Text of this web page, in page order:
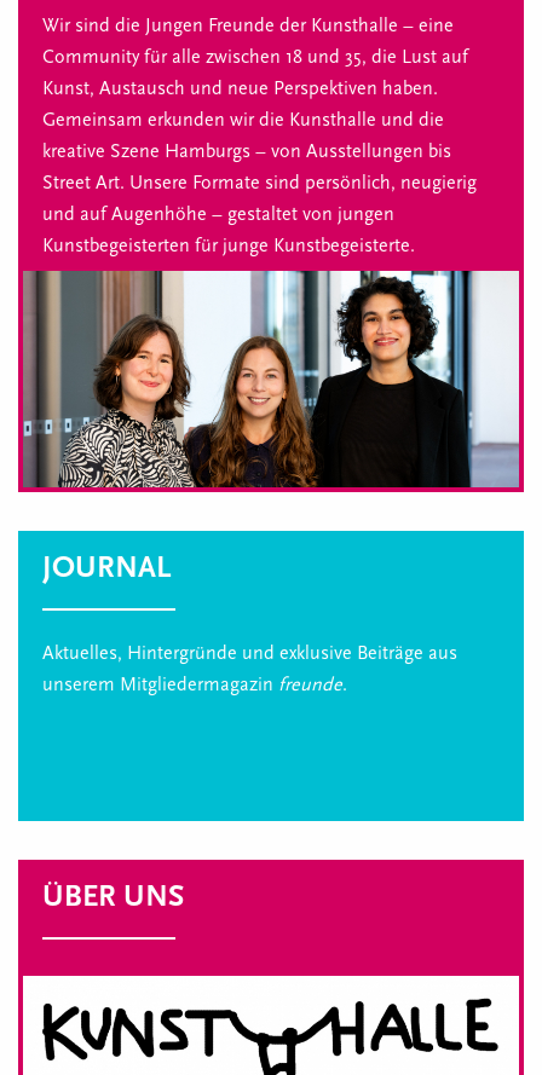
Wir sind die Jungen Freunde der Kunsthalle – eine
Community für alle zwischen 18 und 35, die Lust auf
Kunst, Austausch und neue Perspektiven haben.
Gemeinsam erkunden wir die Kunsthalle und die
kreative Szene Hamburgs – von Ausstellungen bis
Street Art. Unsere Formate sind persönlich, neugierig
und auf Augenhöhe – gestaltet von jungen
Kunstbegeisterten für junge Kunstbegeisterte.
JOURNAL
Aktuelles, Hintergründe und exklusive Beiträge aus
unserem Mitgliedermagazin freunde.
ÜBER UNS